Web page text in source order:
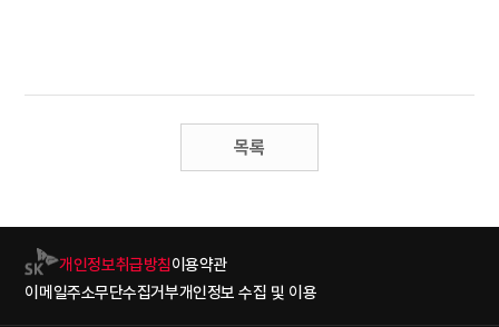
목록
개인정보취급방침이용약관
이메일주소무단수집거부개인정보 수집 및 이용